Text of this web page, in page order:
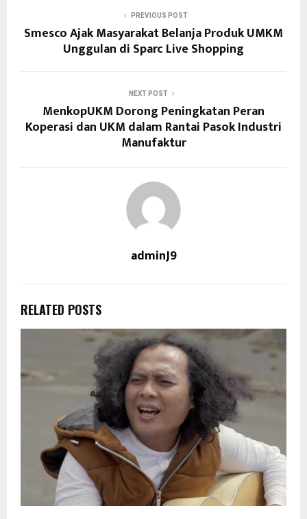
PREVIOUS POST
Smesco Ajak Masyarakat Belanja Produk UMKM
Unggulan di Sparc Live Shopping
NEXT POST
MenkopUKM Dorong Peningkatan Peran
Koperasi dan UKM dalam Rantai Pasok Industri
Manufaktur
adminJ9
RELATED POSTS